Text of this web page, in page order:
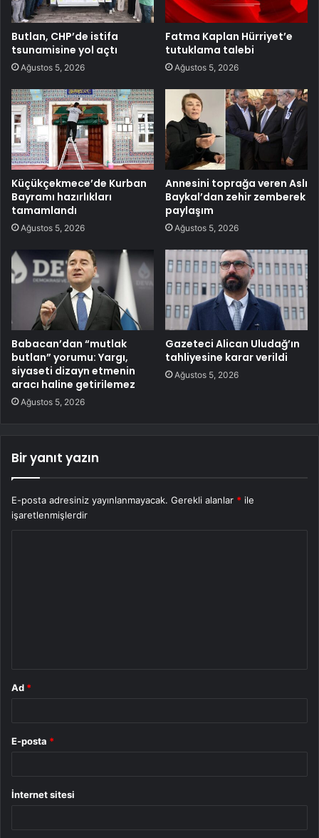
Butlan, CHP’de istifa
tsunamisine yol açtı
Ağustos 5, 2026
Fatma Kaplan Hürriyet’e
tutuklama talebi
Ağustos 5, 2026
Küçükçekmece’de Kurban
Bayramı hazırlıkları
tamamlandı
Ağustos 5, 2026
Annesini toprağa veren Aslı
Baykal’dan zehir zemberek
paylaşım
Ağustos 5, 2026
Babacan’dan “mutlak
butlan” yorumu: Yargı,
siyaseti dizayn etmenin
aracı haline getirilemez
Ağustos 5, 2026
Gazeteci Alican Uludağ’ın
tahliyesine karar verildi
Ağustos 5, 2026
Bir yanıt yazın
E-posta adresiniz yayınlanmayacak. Gerekli alanlar * ile
işaretlenmişlerdir
Ad *
E-posta *
İnternet sitesi